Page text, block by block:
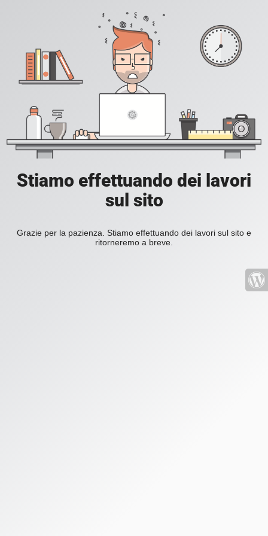
Stiamo effettuando dei lavori
sul sito
Grazie per la pazienza. Stiamo effettuando dei lavori sul sito e
ritorneremo a breve.